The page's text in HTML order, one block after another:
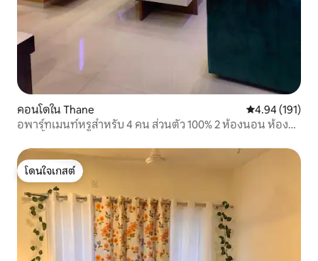
คอนโดใน Thane คะแนนเฉลี่ย
4.94 (191)
อพาร์ทเมนท์หรูสำหรับ 4 คน ส่วนตัว 100% 2 ห้องนอน ห้อง
โดนใจเกสต์
โดนใจเกสต์